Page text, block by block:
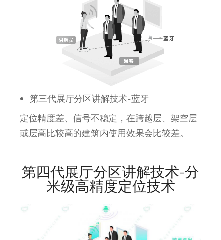
第三代展厅分区讲解技术-蓝牙
定位精度差、信号不稳定，在跨越层、架空层
或层高比较高的建筑内使用效果会比较差。
第四代展厅分区讲解技术-分
米级高精度定位技术